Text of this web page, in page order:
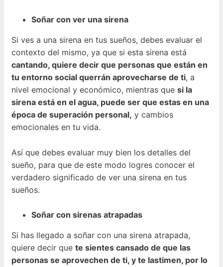
Soñar con ver una sirena
Si ves a una sirena en tus sueños, debes evaluar el
contexto del mismo, ya que si esta sirena está
cantando, quiere decir que personas que están en
tu entorno social querrán aprovecharse de ti, a
nivel emocional y económico, mientras que si la
sirena está en el agua, puede ser que estas en una
época de superación personal, y cambios
emocionales en tu vida.
Así que debes evaluar muy bien los detalles del
sueño, para que de este modo logres conocer el
verdadero significado de ver una sirena en tus
sueños.
Soñar con sirenas atrapadas
Si has llegado a soñar con una sirena atrapada,
quiere decir que te sientes cansado de que las
personas se aprovechen de ti, y te lastimen, por lo